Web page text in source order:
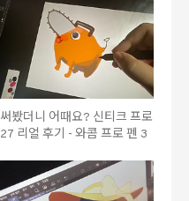
써봤더니 어때요? 신티크 프로
27 리얼 후기 - 와콤 프로 펜 3